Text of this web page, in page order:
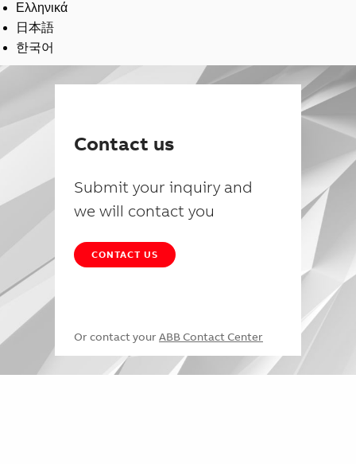
Ελληνικά
日本語
한국어
Contact us
Submit your inquiry and
we will contact you
CONTACT US
Or contact your ABB Contact Center